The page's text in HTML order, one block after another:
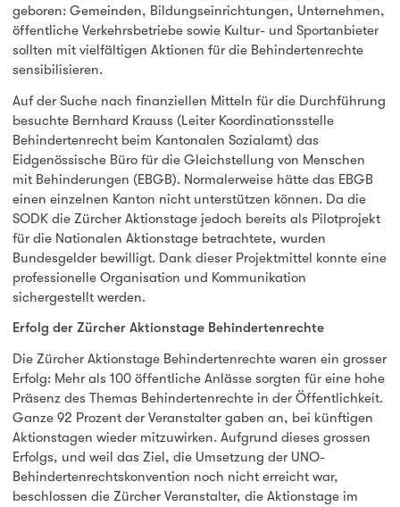
geboren: Gemeinden, Bildungseinrichtungen, Unternehmen,
öffentliche Verkehrsbetriebe sowie Kultur- und Sportanbieter
sollten mit vielfältigen Aktionen für die Behindertenrechte
sensibilisieren.
Auf der Suche nach finanziellen Mitteln für die Durchführung
besuchte Bernhard Krauss (Leiter Koordinationsstelle
Behindertenrecht beim Kantonalen Sozialamt) das
Eidgenössische Büro für die Gleichstellung von Menschen
mit Behinderungen (EBGB). Normalerweise hätte das EBGB
einen einzelnen Kanton nicht unterstützen können. Da die
SODK die Zürcher Aktionstage jedoch bereits als Pilotprojekt
für die Nationalen Aktionstage betrachtete, wurden
Bundesgelder bewilligt. Dank dieser Projektmittel konnte eine
professionelle Organisation und Kommunikation
sichergestellt werden.
Erfolg der Zürcher Aktionstage Behindertenrechte
Die Zürcher Aktionstage Behindertenrechte waren ein grosser
Erfolg: Mehr als 100 öffentliche Anlässe sorgten für eine hohe
Präsenz des Themas Behindertenrechte in der Öffentlichkeit.
Ganze 92 Prozent der Veranstalter gaben an, bei künftigen
Aktionstagen wieder mitzuwirken. Aufgrund dieses grossen
Erfolgs, und weil das Ziel, die Umsetzung der UNO-
Behindertenrechtskonvention noch nicht erreicht war,
beschlossen die Zürcher Veranstalter, die Aktionstage im